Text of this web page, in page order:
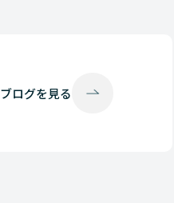
ブログを見る